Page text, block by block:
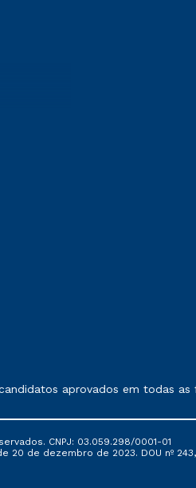
de serviços.
aprovados em todas as
CNPJ: 03.059.298/0001-01
de dezembro de 2023. DOU nº